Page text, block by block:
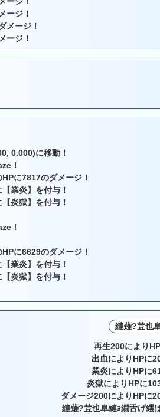
ージ！
メージ！
ージ！
0.000)に移動！
！
に7817のダメージ！
業炎】を付与！
炎獄】を付与！
！
に6629のダメージ！
業炎】を付与！
炎獄】を付与！
縺薙?荳也
再生200により
出血によりHPに
業炎によりHPに
炎獄によりHPに
ダメージ200によりHPに
縺薙?荳也阜縺ｮ繝舌げ繧